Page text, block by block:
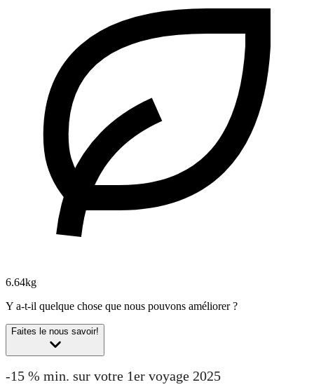
6.64kg
Y a-t-il quelque chose que nous pouvons améliorer ?
Faites le nous savoir!
-15 % min. sur votre 1er voyage 2025